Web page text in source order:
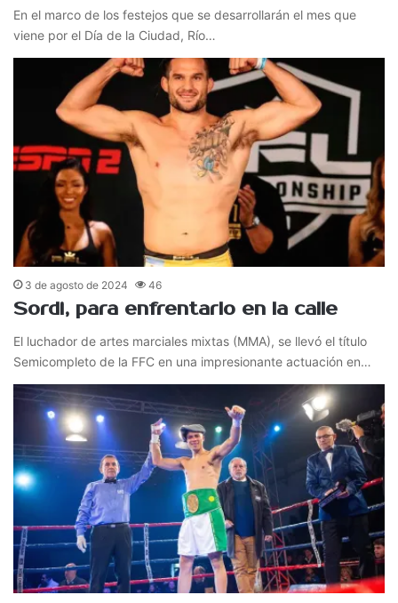
En el marco de los festejos que se desarrollarán el mes que
viene por el Día de la Ciudad, Río…
3 de agosto de 2024 46
Sordi, para enfrentarlo en la calle
El luchador de artes marciales mixtas (MMA), se llevó el título
Semicompleto de la FFC en una impresionante actuación en…